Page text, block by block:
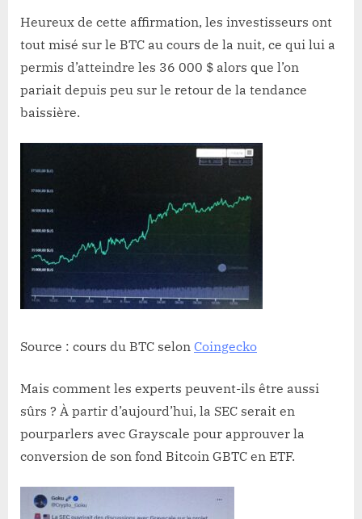
Heureux de cette affirmation, les investisseurs ont
tout misé sur le BTC au cours de la nuit, ce qui lui a
permis d’atteindre les 36 000 $ alors que l’on
pariait depuis peu sur le retour de la tendance
baissière.
Source : cours du BTC selon Coingecko
Mais comment les experts peuvent-ils être aussi
sûrs ? À partir d’aujourd’hui, la SEC serait en
pourparlers avec Grayscale pour approuver la
conversion de son fond Bitcoin GBTC en ETF.